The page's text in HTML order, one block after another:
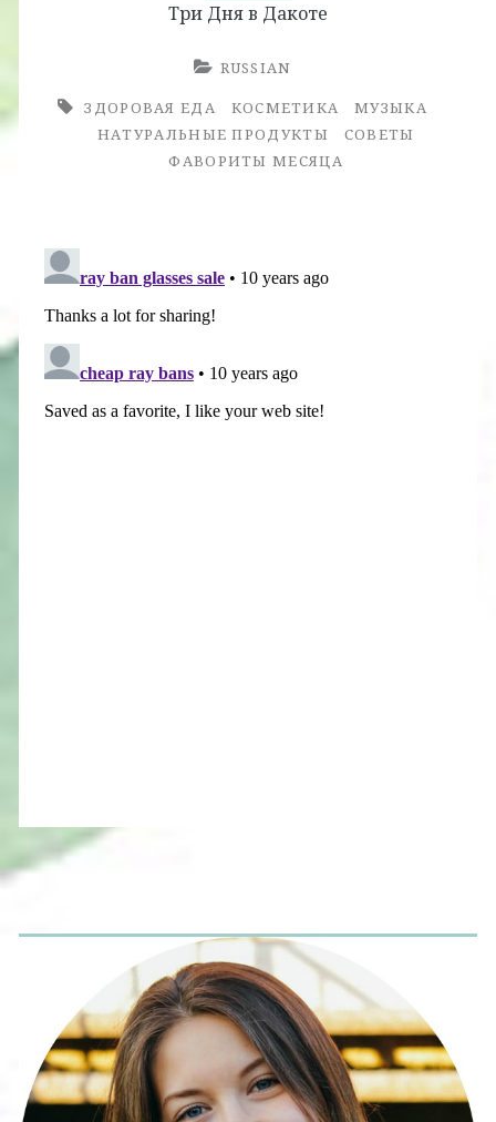
Три Дня в Дакоте
RUSSIAN
ЗДОРОВАЯ ЕДА
КОСМЕТИКА
МУЗЫКА
НАТУРАЛЬНЫЕ ПРОДУКТЫ
СОВЕТЫ
ФАВОРИТЫ МЕСЯЦА